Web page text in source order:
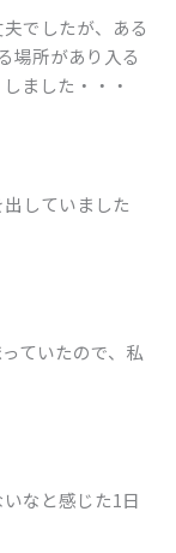
でしたが、ある
場所があり入る
ました・・・
していました
ていたので、私
なと感じた1日